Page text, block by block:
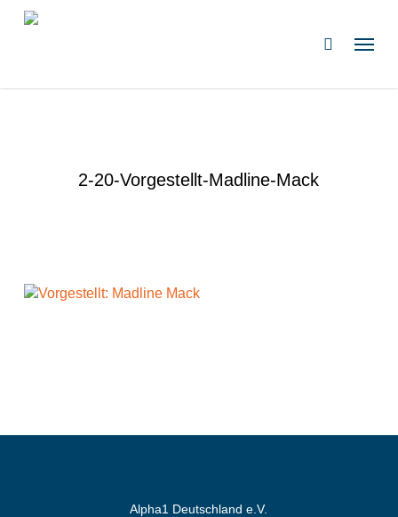
Zum
Hauptinhalt
suchen
2-20-Vorgestellt-Madline-Mack
Alpha1 Deutschland e.V.